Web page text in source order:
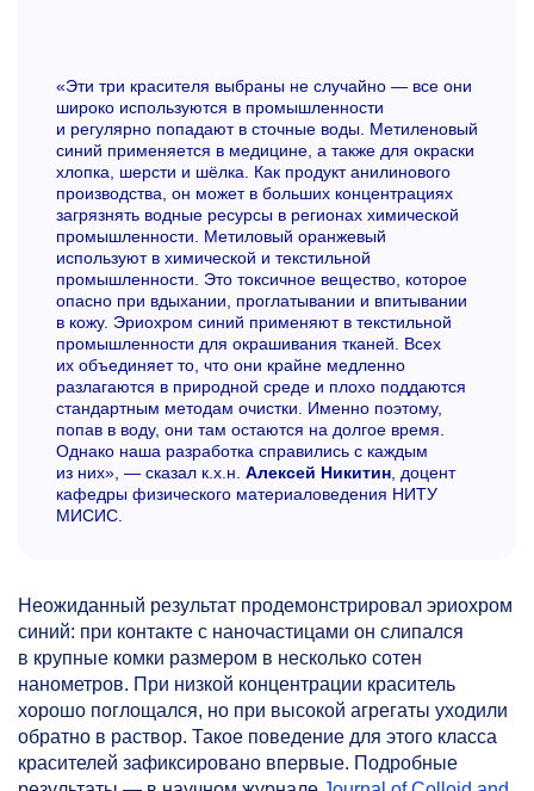
«Эти три красителя выбраны не случайно — все они
широко используются в промышленности
и регулярно попадают в сточные воды. Метиленовый
синий применяется в медицине, а также для окраски
хлопка, шерсти и шёлка. Как продукт анилинового
производства, он может в больших концентрациях
загрязнять водные ресурсы в регионах химической
промышленности. Метиловый оранжевый
используют в химической и текстильной
промышленности. Это токсичное вещество, которое
опасно при вдыхании, проглатывании и впитывании
в кожу. Эриохром синий применяют в текстильной
промышленности для окрашивания тканей. Всех
их объединяет то, что они крайне медленно
разлагаются в природной среде и плохо поддаются
стандартным методам очистки. Именно поэтому,
попав в воду, они там остаются на долгое время.
Однако наша разработка справились с каждым
из них», — сказал к.х.н. Алексей Никитин , доцент
кафедры физического материало­ведения НИТУ
МИСИС.
Неожиданный результат продемонстрировал эриохром
синий: при контакте с наночастицами он слипался
в крупные комки размером в несколько сотен
нанометров. При низкой концентрации краситель
хорошо поглощался, но при высокой агрегаты уходили
обратно в раствор. Такое поведение для этого класса
красителей зафиксировано впервые. Подробные